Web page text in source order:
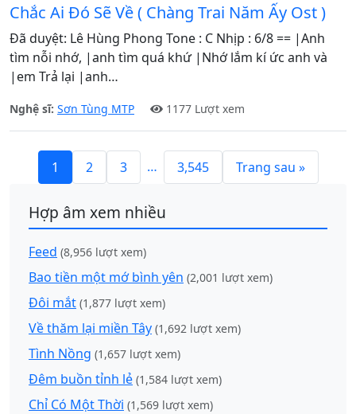
Chắc Ai Đó Sẽ Về ( Chàng Trai Năm Ấy Ost )
Đã duyệt: Lê Hùng Phong Tone : C Nhịp : 6/8 == |Anh
tìm nỗi nhớ, |anh tìm quá khứ |Nhớ lắm kí ức anh và
|em Trả lại |anh…
Nghệ sĩ: Sơn Tùng MTP 1177 Lượt xem
1 2 3 … 3,545 Trang sau »
Hợp âm xem nhiều
Feed (8,956 lượt xem)
Bao tiền một mớ bình yên (2,001 lượt xem)
Đôi mắt (1,877 lượt xem)
Về thăm lại miền Tây (1,692 lượt xem)
Tình Nồng (1,657 lượt xem)
Đêm buồn tỉnh lẻ (1,584 lượt xem)
Chỉ Có Một Thời (1,569 lượt xem)